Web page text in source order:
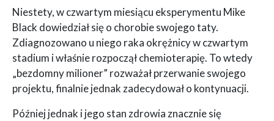
Niestety, w czwartym miesiącu eksperymentu Mike
Black dowiedział się o chorobie swojego taty.
Zdiagnozowano u niego raka okrężnicy w czwartym
stadium i właśnie rozpoczął chemioterapię. To wtedy
„bezdomny milioner” rozważał przerwanie swojego
projektu, finalnie jednak zadecydował o kontynuacji.
Później jednak i jego stan zdrowia znacznie się